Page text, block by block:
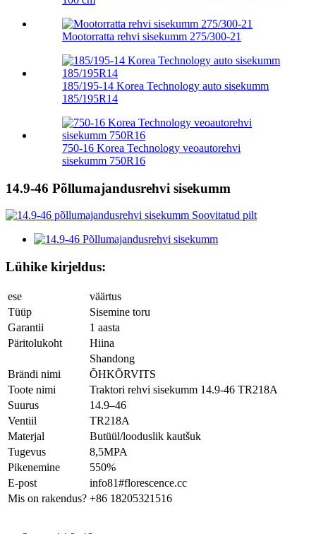
Mootorratta rehvi sisekumm 275/300-21
185/195-14 Korea Technology auto sisekumm
185/195R14
750-16 Korea Technology veoautorehvi
sisekumm 750R16
14.9-46 Põllumajandusrehvi sisekumm
Lühike kirjeldus:
ese
väärtus
Tüüp
Sisemine toru
Garantii
1 aasta
Päritolukoht
Hiina
Shandong
Brändi nimi
ÕHKÕRVITS
Toote nimi
Traktori rehvi sisekumm 14.9-46 TR218A
Suurus
14.9–46
Ventiil
TR218A
Materjal
Butüül/looduslik kautšuk
Tugevus
8,5MPA
Pikenemine
550%
E-post
info81#florescence.cc
Mis on rakendus? +86 18205321516